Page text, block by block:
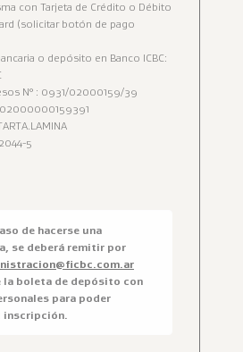
con Tarjeta de Crédito o Débito
(solicitar botón de pago
o depósito en Banco ICBC:
N° : 0931/02000159/39
5
de hacerse una
se deberá remitir por
la boleta de depósito con
para poder
inscripción.